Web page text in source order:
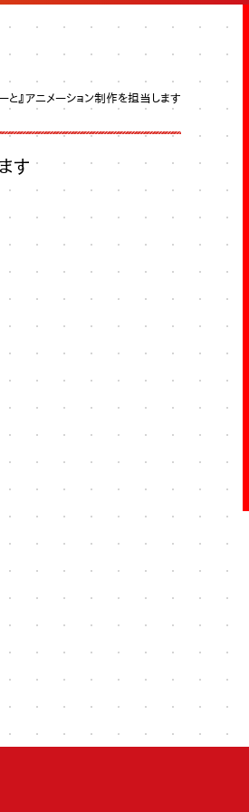
と』アニメーション制作を担当します
す